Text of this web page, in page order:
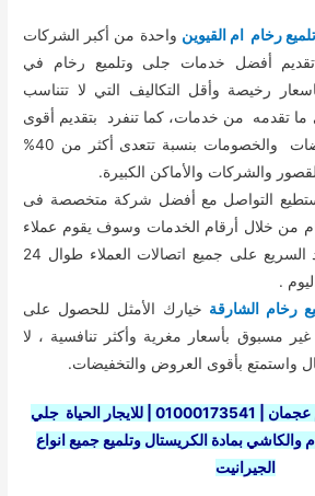
رخام ام القيوين واحدة من أكبر الشركات
أفضل خدمات جلى وتلميع رخام في
رخيصة وأقل التكاليف التي لا تتناسب
تقدمه من خدمات، كما تنفرد بتقديم أقوى
العروض والتخفيضات والخصومات بنسبة تتعدى أكثر من 40%
والشركات والأماكن الكبيرة.
التواصل مع أفضل شركة متخصصة فى
من خلال أرقام الخدمات وسوف يقوم عملاء
الدعم الفني بالرد السريع على جميع اتصالات العملاء طوال 24
.
رخام الشارقة خيارك الأمثل للحصول على
مسبوق بأسعار مغرية وأكثر تنافسية ، لا
واستمتع بأقوى العروض والتخفيضات.
الحياة
جلي
والكاشي بمادة الكريستال وتلميع جميع انواع
الجيرانيت